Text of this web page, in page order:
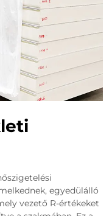
egyedülálló
vezető R-értékeket